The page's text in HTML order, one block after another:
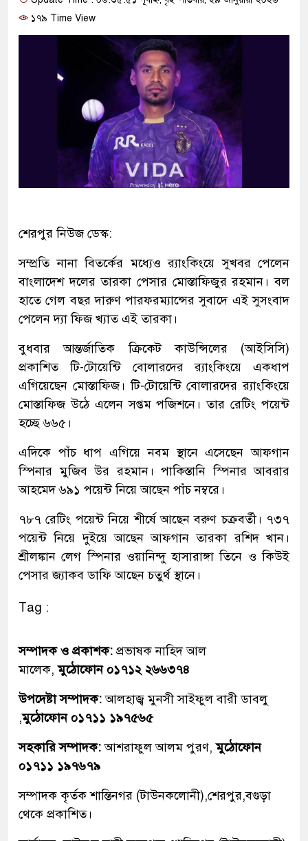
১৭৯ Time View
শেরপুর নিউজ ডেস্ক:
সম্প্রতি নানা বিতর্কের মধ্যেও র‍্যাংকিংয়ে সুখবর পেলেন
বাংলাদেশ দলের তারকা পেসার মোস্তাফিজুর রহমান। বল
হাতে গেল বছর দারুণ পারফরম্যান্সের সুবাদে এই সুসংবাদ
পেলেন দ্যা ফিজ খ্যাত এই তারকা।
বুধবার আন্তর্জাতিক ক্রিকেট কাউন্সিলের (আইসিসি)
প্রকাশিত টি-টোয়েন্টি বোলারদের র‍্যাংকিংয়ে একধাপ
এগিয়েছেন মোস্তাফিজ। টি-টোয়েন্টি বোলারদের র‌্যাংকিংয়ে
মোস্তাফিজ উঠে এলেন সপ্তম পজিশনে। তার রেটিং পয়েন্ট
হচ্ছে ৬৬৫।
এদিকে পাঁচ ধাপ এগিয়ে নবম স্থানে এসেছেন আফগান
স্পিনার মুজিব উর রহমান। পাকিস্তানি স্পিনার আবরার
আহমেদ ৬৯১ পয়েন্ট নিয়ে আছেন পাঁচ নম্বরে।
৭৮৭ রেটিং পয়েন্ট নিয়ে শীর্ষে আছেন বরুণ চক্রবর্তী। ৭৩৭
পয়েন্ট নিয়ে দুইয়ে আছেন আফগান তারকা রশিদ খান।
শ্রীলঙ্কান লেগ স্পিনার ওয়ানিন্দু হাসারাঙ্গা তিনে ও কিউই
পেসার জ্যাকব ডাফি আছেন চতুর্থ স্থানে।
Tag :
সম্পাদক ও প্রকাশক: প্রভাষক নাহিদ আল
মালেক,মুঠোফোন ০১৭১২ ২৬৬৩৭৪
উপদেষ্টা সম্পাদক:আলহাজ্ব মুনসী সাইফুল বারী ডাবলু
,মুঠোফোন ০১৭১১ ১৯৭৫৬৫
সহকারি সম্পাদক:আশরাফুল আলম পুরণ,মুঠোফোন
০১৭১১ ১৯৭৬৭৯
সম্পাদক কৃর্তক শান্তিনগর (টাউনকলোনী),শেরপুর,বগুড়া
থেকে প্রকাশিত।